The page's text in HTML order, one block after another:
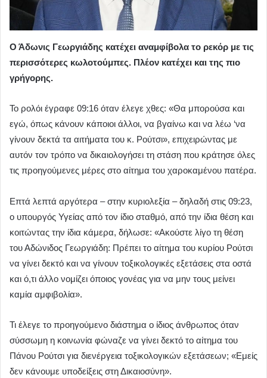
Ο Άδωνις Γεωργιάδης κατέχει αναμφίβολα το ρεκόρ με τις
περισσότερες κωλοτούμπες. Πλέον κατέχει και της πιο
γρήγορης.
Το ρολόι έγραφε 09:16 όταν έλεγε χθες: «Θα μπορούσα και
εγώ, όπως κάνουν κάποιοι άλλοι, να βγαίνω και να λέω ‘να
γίνουν δεκτά τα αιτήματα του κ. Ρούτσι», επιχειρώντας με
αυτόν τον τρόπο να δικαιολογήσει τη στάση που κράτησε όλες
τις προηγούμενες μέρες στο αίτημα του χαροκαμένου πατέρα.
Επτά λεπτά αργότερα – στην κυριολεξία – δηλαδή στις 09:23,
ο υπουργός Υγείας από τον ίδιο σταθμό, από την ίδια θέση και
κοιτώντας την ίδια κάμερα, δήλωσε: «Ακούστε λίγο τη θέση
του Αδώνιδος Γεωργιάδη: Πρέπει το αίτημα του κυρίου Ρούτσι
να γίνει δεκτό και να γίνουν τοξικολογικές εξετάσεις στα οστά
και ό,τι άλλο νομίζει όποιος γονέας για να μην τους μείνει
καμία αμφιβολία».
Τι έλεγε το προηγούμενο διάστημα ο ίδιος άνθρωπος όταν
σύσσωμη η κοινωνία φώναζε να γίνει δεκτό το αίτημα του
Πάνου Ρούτσι για διενέργεια τοξικολογικών εξετάσεων; «Εμείς
δεν κάνουμε υποδείξεις στη Δικαιοσύνη».